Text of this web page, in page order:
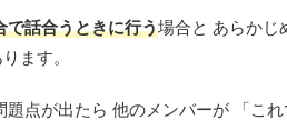
で話合うときに行う場合と あらかじ
ます。
点が出たら 他のメンバーが 「これ